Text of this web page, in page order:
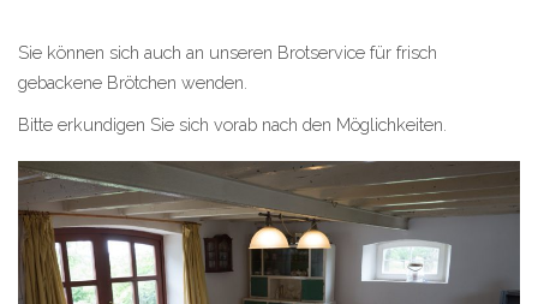
Sie können sich auch an unseren Brotservice für frisch
gebackene Brötchen wenden.
Bitte erkundigen Sie sich vorab nach den Möglichkeiten.